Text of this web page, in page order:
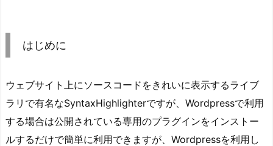
はじめに
ウェブサイト上にソースコードをきれいに表示するライブ
ラリで有名なSyntaxHighlighterですが、Wordpressで利用
する場合は公開されている専用のプラグインをインストー
ルするだけで簡単に利用できますが、Wordpressを利用し